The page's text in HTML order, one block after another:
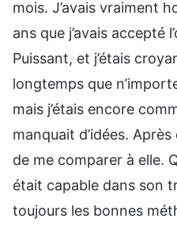
mois. J’avais vraiment
ans que j’avais accepté
Puissant, et j’étais
longtemps que
mais j’étais encore
manquait d’idées.
de me comparer à elle.
était capable dans son
toujours les bonnes